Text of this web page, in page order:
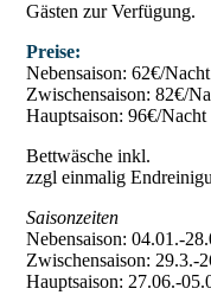
Gästen zur Verfügung.
Preise:
Nebensaison: 62€/Nacht
Zwischensaison: 82€/
Hauptsaison: 96€/Nacht
Bettwäsche inkl.
zzgl einmalig
Saisonzeiten
Nebensaison: 04.01.-
Zwischensaison: 29.3.-
Hauptsaison: 27.06.-